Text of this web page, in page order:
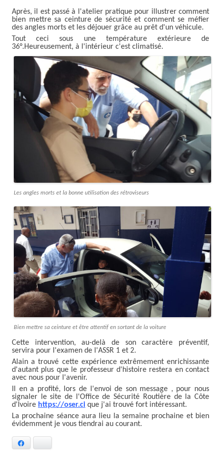
Après, il est passé à l'atelier pratique pour illustrer comment
bien mettre sa ceinture de sécurité et comment se méfier
des angles morts et les déjouer grâce au prêt d'un véhicule.
Tout ceci sous une température extérieure de
36°.Heureusement, à l'intérieur c'est climatisé.
Les angles morts et la bonne utilisation des rétroviseurs
Bien mettre sa ceinture et être attentif en sortant de la voiture
Cette intervention, au-delà de son caractère préventif,
servira pour l'examen de l'ASSR 1 et 2.
Alain a trouvé cette expérience extrêmement enrichissante
d'autant plus que le professeur d'histoire restera en contact
avec nous pour l'avenir.
Il en a profité, lors de l'envoi de son message , pour nous
signaler le site de l'Office de Sécurité Routière de la Côte
d'Ivoire https://oser.ci que j'ai trouvé fort intéressant.
La prochaine séance aura lieu la semaine prochaine et bien
évidemment je vous tiendrai au courant.